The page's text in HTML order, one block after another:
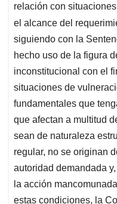
relación con
el alcance del
siguiendo con la
hecho uso de la figura
inconstitucional con el
situaciones de
fundamentales que
que afectan a multitud
sean de naturaleza
regular, no se originan
autoridad demandada
la acción
estas condiciones, la